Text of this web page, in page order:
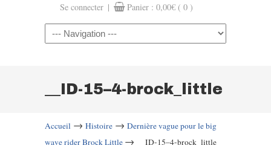
Se connecter | Panier : 0,00€ ( 0 )
Navigation
__ID-15–4-brock_little
Accueil → Histoire → Dernière vague pour le big
wave rider Brock Little → __ID-15–4-brock_little